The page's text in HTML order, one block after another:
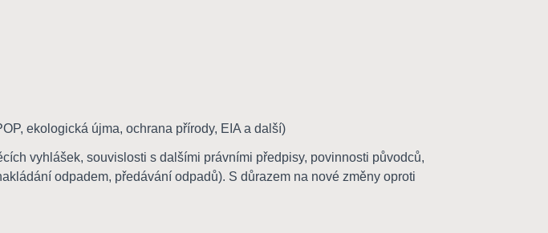
ekologická újma, ochrana přírody, EIA a další)
vyhlášek, souvislosti s dalšími právními předpisy, povinnosti původců,
odpadem, předávání odpadů). S důrazem na nové změny oproti